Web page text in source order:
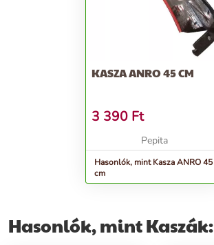
KASZA ANRO 45 CM
3 390 Ft
Pepita
Hasonlók, mint Kasza ANRO 45
cm
Hasonlók, mint Kaszák: